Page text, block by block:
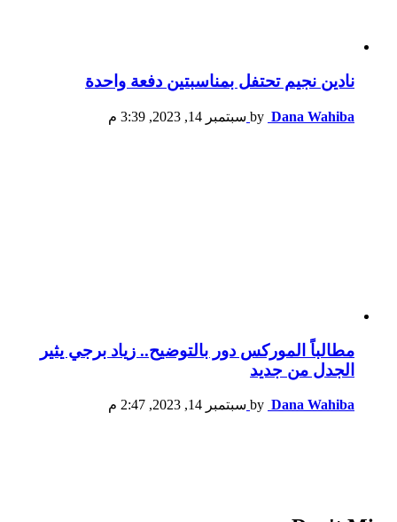
نادين نجيم تحتفل بمناسبتين دفعة واحدة
by Dana Wahiba سبتمبر 14, 2023, 3:39 م
مطالباً الموركس دور بالتوضيح.. زياد برجي يثير
الجدل من جديد
by Dana Wahiba سبتمبر 14, 2023, 2:47 م